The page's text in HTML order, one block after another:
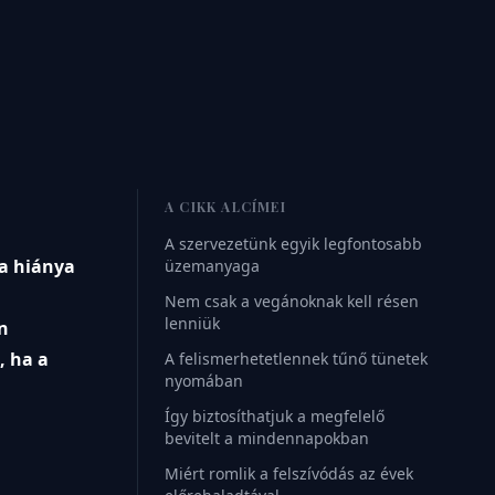
hiánya
ha a
A CIKK ALCÍMEI
A szervezetünk egyik legfontosabb
üzemanyaga
Nem csak a vegánoknak kell résen
lenniük
A felismerhetetlennek tűnő tünetek
nyomában
Így biztosíthatjuk a megfelelő
bevitelt a mindennapokban
Miért romlik a felszívódás az évek